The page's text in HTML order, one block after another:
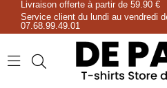
Livraison offerte à partir de 59.90 €
Service client du lundi au vendredi
07.68.99.49.01